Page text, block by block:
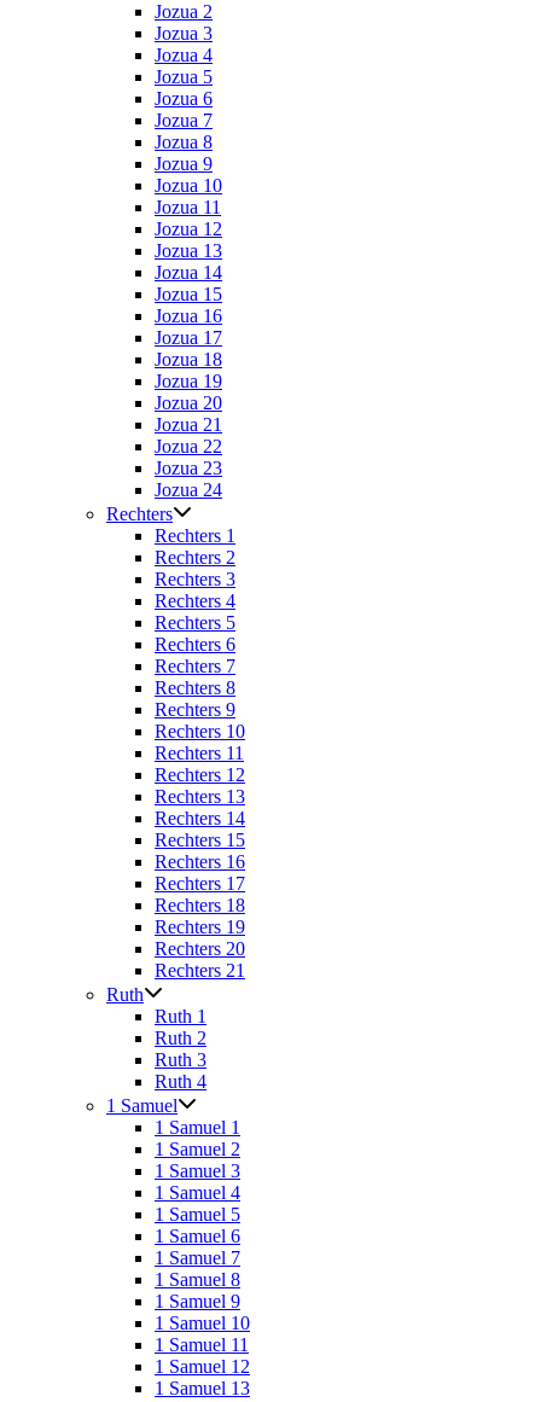
Jozua 2
Jozua 3
Jozua 4
Jozua 5
Jozua 6
Jozua 7
Jozua 8
Jozua 9
Jozua 10
Jozua 11
Jozua 12
Jozua 13
Jozua 14
Jozua 15
Jozua 16
Jozua 17
Jozua 18
Jozua 19
Jozua 20
Jozua 21
Jozua 22
Jozua 23
Jozua 24
Rechters
Rechters 1
Rechters 2
Rechters 3
Rechters 4
Rechters 5
Rechters 6
Rechters 7
Rechters 8
Rechters 9
Rechters 10
Rechters 11
Rechters 12
Rechters 13
Rechters 14
Rechters 15
Rechters 16
Rechters 17
Rechters 18
Rechters 19
Rechters 20
Rechters 21
Ruth
Ruth 1
Ruth 2
Ruth 3
Ruth 4
1 Samuel
1 Samuel 1
1 Samuel 2
1 Samuel 3
1 Samuel 4
1 Samuel 5
1 Samuel 6
1 Samuel 7
1 Samuel 8
1 Samuel 9
1 Samuel 10
1 Samuel 11
1 Samuel 12
1 Samuel 13